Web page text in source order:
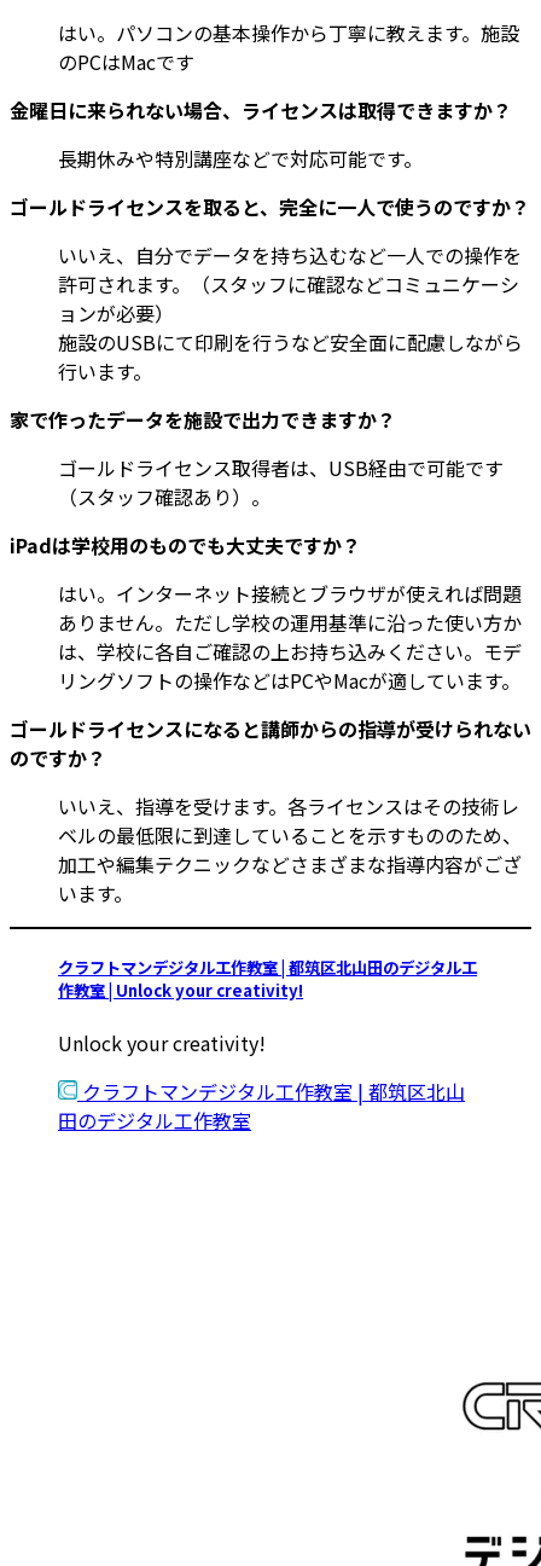
はい。パソコンの基本操作から丁寧に教えます。施設
のPCはMacです
金曜日に来られない場合、ライセンスは取得できますか？
長期休みや特別講座などで対応可能です。
ゴールドライセンスを取ると、完全に一人で使うのですか？
いいえ、自分でデータを持ち込むなど一人での操作を
許可されます。（スタッフに確認などコミュニケーシ
ョンが必要）
施設のUSBにて印刷を行うなど安全面に配慮しながら
行います。
家で作ったデータを施設で出力できますか？
ゴールドライセンス取得者は、USB経由で可能です
（スタッフ確認あり）。
iPadは学校用のものでも大丈夫ですか？
はい。インターネット接続とブラウザが使えれば問題
ありません。ただし学校の運用基準に沿った使い方か
は、学校に各自ご確認の上お持ち込みください。モデ
リングソフトの操作などはPCやMacが適しています。
ゴールドライセンスになると講師からの指導が受けられない
のですか？
いいえ、指導を受けます。各ライセンスはその技術レ
ベルの最低限に到達していることを示すもののため、
加工や編集テクニックなどさまざまな指導内容がござ
います。
クラフトマンデジタル工作教室 | 都筑区北山田のデジタル工
作教室 | Unlock your creativity!
Unlock your creativity!
クラフトマンデジタル工作教室 | 都筑区北山
田のデジタル工作教室